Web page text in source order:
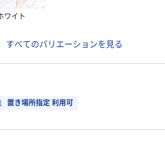
ワイト
すべてのバリエーションを見る
置き場所指定 利用可